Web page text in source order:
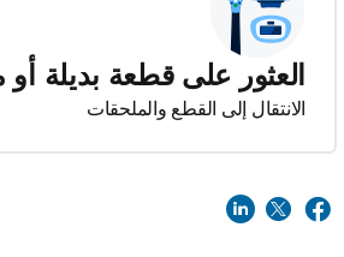
العثور على قطعة بديلة
الانتقال إلى القطع والملحقات